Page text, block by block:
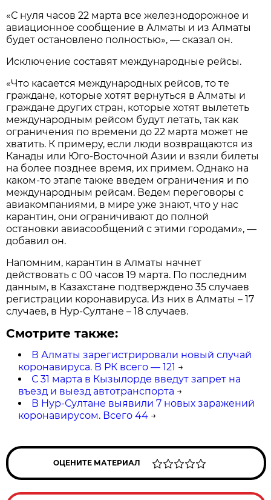
«С нуля часов 22 марта все железнодорожное и
авиационное сообщение в Алматы и из Алматы
будет остановлено полностью», — сказал он.
Исключение составят международные рейсы.
«Что касается международных рейсов, то те
граждане, которые хотят вернуться в Алматы и
граждане других стран, которые хотят вылететь
международным рейсом будут летать, так как
ограничения по времени до 22 марта может не
хватить. К примеру, если люди возвращаются из
Канады или Юго-Восточной Азии и взяли билеты
на более позднее время, их примем. Однако на
каком-то этапе также введем ограничения и по
международным рейсам. Ведем переговоры с
авиакомпаниями, в мире уже знают, что у нас
карантин, они ограничивают до полной
остановки авиасообщений с этими городами», —
добавил он.
Напомним, карантин в Алматы начнет
действовать с 00 часов 19 марта. По последним
данным, в Казахстане подтверждено 35 случаев
регистрации коронавируса. Из них в Алматы – 17
случаев, в Нур-Султане – 18 случаев.
Смотрите также:
В Алматы зарегистрировали новый случай
коронавируса. В РК всего — 121 →
С 31 марта в Кызылорде введут запрет на
въезд и выезд автотранспорта →
В Нур-Султане выявили 7 новых заражений
коронавирусом. Всего 44 →
ОЦЕНИТЕ МАТЕРИАЛ